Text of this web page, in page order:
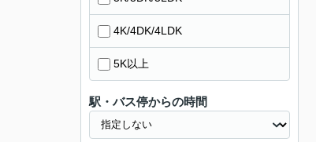
4K/4DK/4LDK
5K以上
駅・バス停からの時間